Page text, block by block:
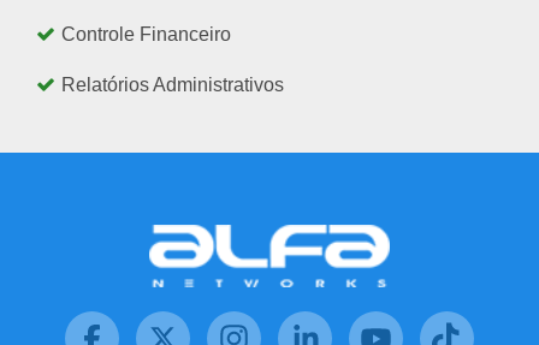
Controle Financeiro
Relatórios Administrativos